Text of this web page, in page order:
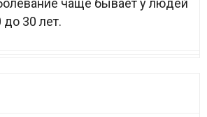
чаще бывает у людей
до 30 лет.